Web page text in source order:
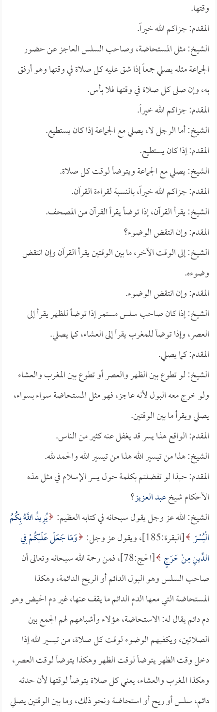
وقتها.
المقدم: جزاكم الله خيراً.
الشيخ: مثل المستحاضة، وصاحب السلس العاجز عن حضور
الجماعة مثله يصلي جمعاً إذا شق عليه كل صلاة في وقتها وهو أرفق
به، وإن صلى كل صلاة في وقتها فلا بأس.
المقدم: جزاكم الله خيراً.
الشيخ: أما الرجل لا، يصلي مع الجماعة إذا كان يستطيع.
المقدم: إذا كان يستطيع.
الشيخ: يصلي مع الجماعة ويتوضأ لوقت كل صلاة.
المقدم: جزاكم الله خيراً، بالنسبة لقراءة القرآن.
الشيخ: يقرأ القرآن، إذا توضأ يقرأ القرآن من المصحف.
المقدم: وإن انتقض الوضوء؟
الشيخ: إلى الوقت الآخر، ما بين الوقتين يقرأ القرآن وإن انتقض
وضوءه.
المقدم: وإن انتقض الوضوء.
الشيخ: إذا كان صاحب سلس مستمر إذا توضأ للظهر يقرأ إلى
العصر، وإذا توضأ للمغرب يقرأ إلى العشاء، كما يصلي.
المقدم: كما يصلي.
الشيخ: لو تطوع بين الظهر والعصر أو تطوع بين المغرب والعشاء
ولو خرج معه البول لأنه عاجز، فهو مثل المستحاضة سواء بسواء،
يصلي ويقرأ ما بين الوقتين.
المقدم: الواقع هذا يسر قد يغفل عنه كثير من الناس.
الشيخ: هذا من تيسير الله هذا من تيسير الله والحمد لله.
المقدم: حبذا لو تفضلتم بكلمة حول يسر الإسلام في مثل هذه
الأحكام شيخعبد العزيز؟
الشيخ: الله عز وجل يقول سبحانه في كتابه العظيم: يُرِيدُ اللَّهُ بِكُمُ
الْيُسْرَ [البقرة:185]، ويقول عز وجل:
وَمَا جَعَلَ عَلَيْكُمْ فِي
الدِّينِ مِنْ حَرَجٍ
[الحج:78]، فمن رحمة الله سبحانه وتعالى أن
صاحب السلس وهو البول الدائم أو الريح الدائمة، وهكذا
المستحاضة التي معها الدم الدائم ما يقف عنها، غير دم الحيض وهو
دم دائم يقال له: الاستحاضة، هؤلاء وأشباههم لهم الجمع بين
الصلاتين، ويكفيهم الوضوء لوقت كل صلاة، من تيسير الله إذا
دخل وقت الظهر يتوضأ لوقت الظهر وهكذا يتوضأ لوقت العصر،
وهكذا المغرب والعشاء، يعني كل صلاة يتوضأ لوقتها لأن حدثه
دائم، سلس أو ريح أو استحاضة ونحو ذلك، وما بين الوقتين يصلي